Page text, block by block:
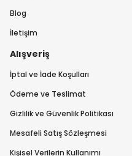
Blog
İletişim
Alışveriş
İptal ve İade Koşulları
Ödeme ve Teslimat
Gizlilik ve Güvenlik Politikası
Mesafeli Satış Sözleşmesi
Kişisel Verilerin Kullanımı